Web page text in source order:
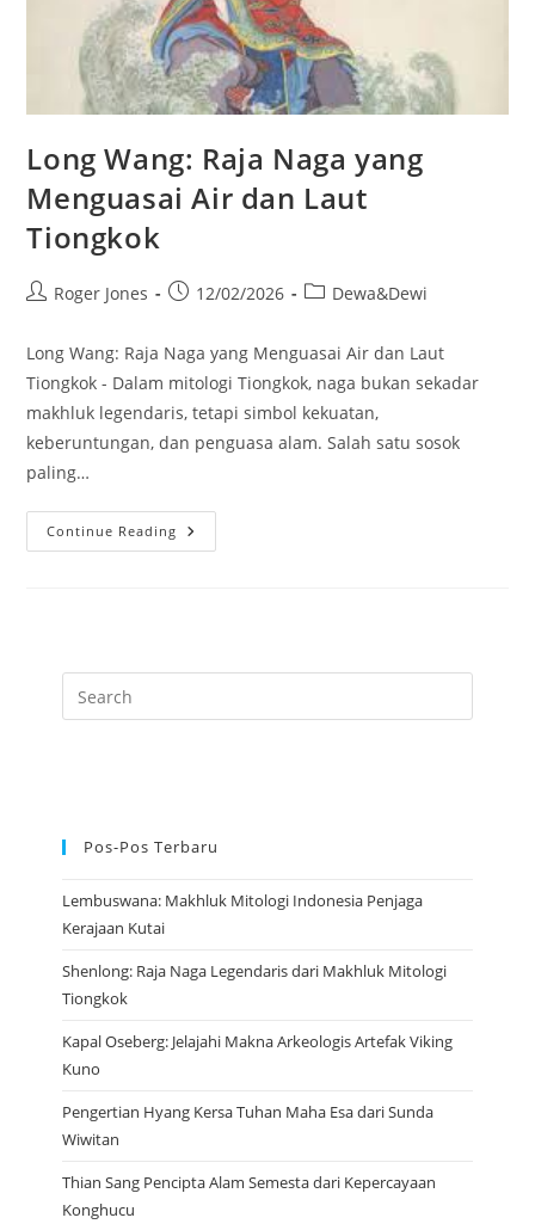
Long Wang: Raja Naga yang
Menguasai Air dan Laut
Tiongkok
PostRoger Jones
Post12/02/2026
PostDewa&Dewi
Long Wang: Raja Naga yang Menguasai Air dan Laut
Tiongkok - Dalam mitologi Tiongkok, naga bukan sekadar
makhluk legendaris, tetapi simbol kekuatan,
keberuntungan, dan penguasa alam. Salah satu sosok
paling…
Continue Reading Long
Wang:
Pos-Pos Terbaru
Lembuswana: Makhluk Mitologi Indonesia Penjaga
Kerajaan Kutai
Shenlong: Raja Naga Legendaris dari Makhluk Mitologi
Tiongkok
Kapal Oseberg: Jelajahi Makna Arkeologis Artefak Viking
Kuno
Pengertian Hyang Kersa Tuhan Maha Esa dari Sunda
Wiwitan
Thian Sang Pencipta Alam Semesta dari Kepercayaan
Konghucu